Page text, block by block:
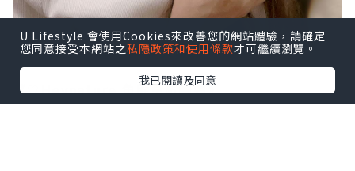
《🤍Heynature 魚腥草防曬霜》
U Lifestyle 會使用Cookies來改善您的網站體驗，請確定
您同意接受本網站之私隱政策和使用條款才可繼續瀏覽。
我已閱讀及同意